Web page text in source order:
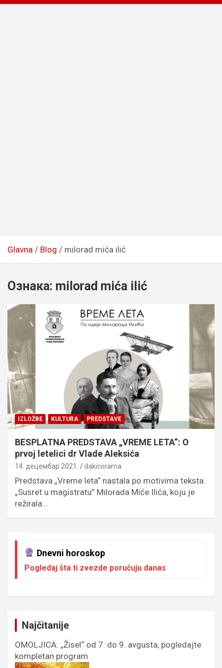
Glavna Blog milorad mića ilić
Ознака: milorad mića ilić
IZLOŽBE KULTURA PREDSTAVE
BESPLATNA PREDSTAVA „VREME LETA”: O
prvoj letelici dr Vlade Aleksića
14. децембар 2021. dakicorama
Predstava „Vreme leta“ nastala po motivima teksta
„Susret u magistratu” Milorada Miće Ilića, koju je
režirala…
Dnevni horoskop
Pogledaj šta ti zvezde poručuju danas
Najčitanije
OMOLJICA: „Žisel“ od 7. do 9. avgusta, pogledajte
kompletan program